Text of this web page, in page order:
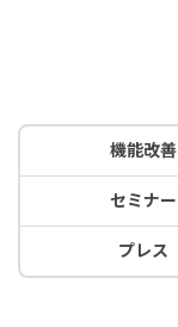
機能改善
セミナー
プレス